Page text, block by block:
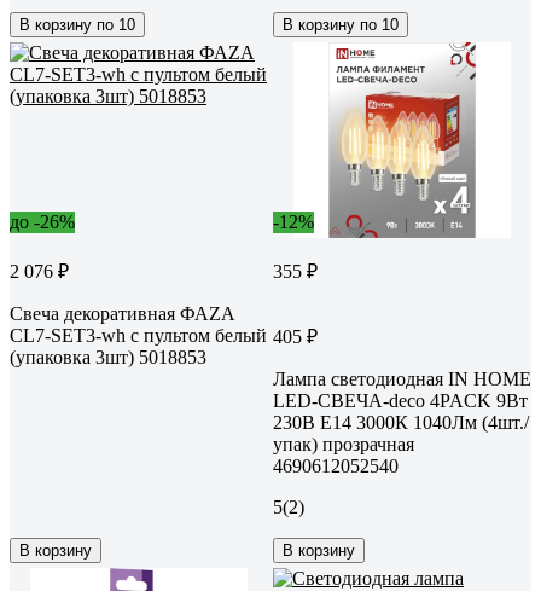
В корзину по 10 В корзину по 10
до -26%
2 076 ₽
Свеча декоративная ФАZА
CL7-SET3-wh с пультом белый
(упаковка 3шт) 5018853
В корзину
-12%
355 ₽
405 ₽
Лампа светодиодная IN HOME
LED-СВЕЧА-deco 4PACK 9Вт
230В Е14 3000К 1040Лм (4шт./
упак) прозрачная
4690612052540
5(2)
В корзину